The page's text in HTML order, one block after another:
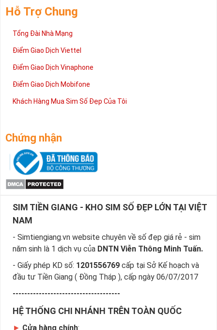
Hỗ Trợ Chung
Tổng Đài Nhà Mạng
Điểm Giao Dịch Viettel
Điểm Giao Dịch Vinaphone
Điểm Giao Dịch Mobifone
Khách Hàng Mua Sim Số Đẹp Của Tôi
Chứng nhận
SIM TIỀN GIANG - KHO SIM SỐ ĐẸP LỚN TẠI VIỆT
NAM
- Simtiengiang.vn website chuyên về số đẹp giá rẻ - sim
năm sinh là 1 dịch vụ của DNTN Viễn Thông Minh Tuấn.
- Giấy phép KD số: 1201556769 cấp tại Sở Kế hoạch và
đầu tư Tiền Giang ( Đồng Tháp ), cấp ngày 06/07/2017
-------------------------------------
HỆ THỐNG CHI NHÁNH TRÊN TOÀN QUỐC
► Cửa hàng chính: